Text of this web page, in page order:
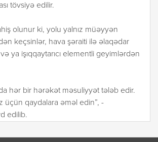
tövsiyə edilir.
olunur ki, yolu yalnız müəyyən
keçsinlər, hava şəraiti ilə əlaqədar
ya işıqqaytarıcı elementli geyimlərdən
hər bir hərəkət məsuliyyət tələb edir.
üçün qaydalara əməl edin”, -
edilib.